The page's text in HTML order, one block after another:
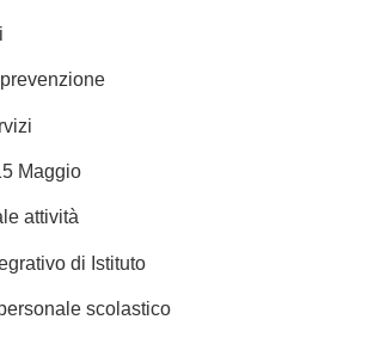
Maggio
attività
di Istituto
scolastico